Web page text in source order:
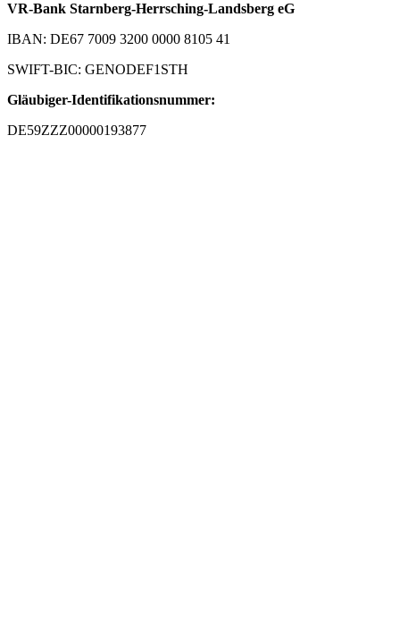
VR-Bank Starnberg-Herrsching-Landsberg eG
IBAN: DE67 7009 3200 0000 8105 41
SWIFT-BIC: GENODEF1STH
Gläubiger-Identifikationsnummer:
DE59ZZZ00000193877